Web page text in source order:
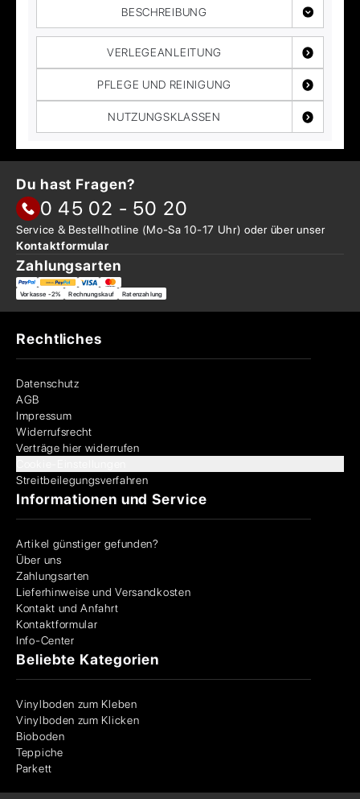
BESCHREIBUNG
VERLEGEANLEITUNG
PFLEGE UND REINIGUNG
NUTZUNGSKLASSEN
Du hast Fragen?
0 45 02 - 50 20
Service & Bestellhotline (Mo-Sa 10-17 Uhr) oder überunser
Kontaktformular
Zahlungsarten
Vorkasse -2% Rechnungskauf Ratenzahlung
Rechtliches
Datenschutz
AGB
Impressum
Widerrufsrecht
Verträge hier widerrufen
Streitbeilegungsverfahren
Informationen und Service
Artikel günstiger gefunden?
Über uns
Zahlungsarten
Lieferhinweise und Versandkosten
Kontakt und Anfahrt
Kontaktformular
Info-Center
Beliebte Kategorien
Vinylboden zum Kleben
Vinylboden zum Klicken
Bioboden
Teppiche
Parkett